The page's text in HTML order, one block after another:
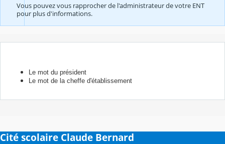
Vous pouvez vous rapprocher de l'administrateur de votre ENT
pour plus d'informations.
Le mot du président
Le mot de la cheffe d'établissement
Cité scolaire Claude Bernard